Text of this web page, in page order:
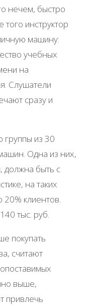
нечем, быстро
инструктор
машину:
учебных
на
Слушатели
сразу и
из 30
Одна из них,
должна быть с
на таких
20% клиентов.
тыс. руб.
покупать
считают
выше,
привлечь